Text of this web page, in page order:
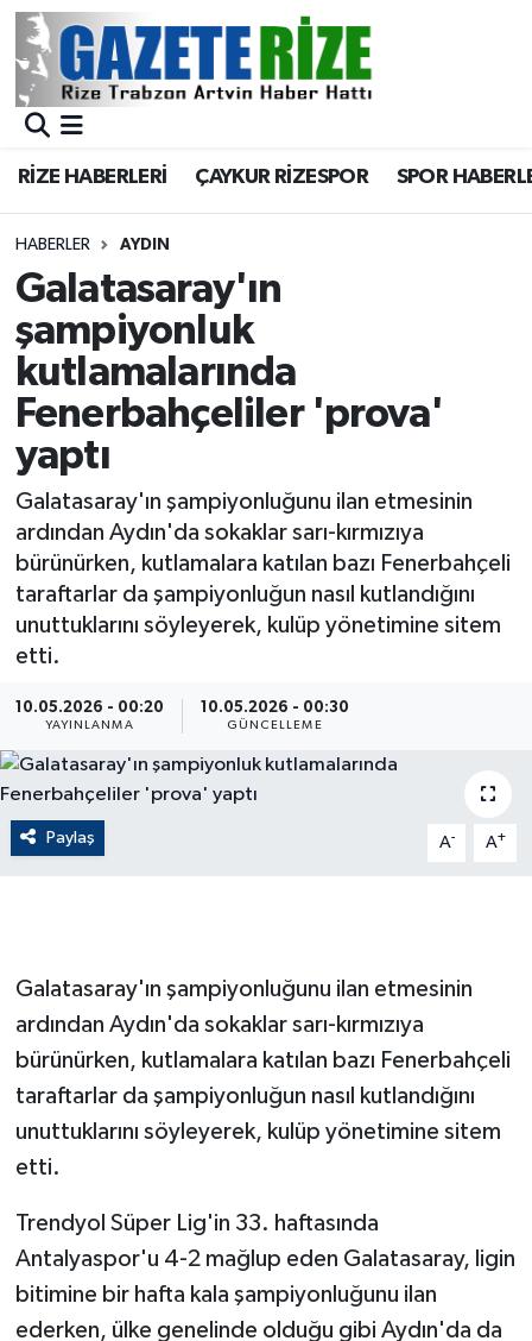
RİZE HABERLERİ ÇAYKUR RİZESPOR SPOR
HABERLER AYDIN
Galatasaray'ın
şampiyonluk
kutlamalarında
Fenerbahçeliler 'prova'
yaptı
Galatasaray'ın şampiyonluğunu ilan etmesinin
ardından Aydın'da sokaklar sarı-kırmızıya
bürünürken, kutlamalara katılan bazı Fenerbahçeli
taraftarlar da şampiyonluğun nasıl kutlandığını
unuttuklarını söyleyerek, kulüp yönetimine sitem
etti.
10.05.2026 - 00:20
YAYINLANMA
10.05.2026 - 00:30
GÜNCELLEME
Paylaş A- A+
Galatasaray'ın şampiyonluğunu ilan etmesinin
ardından Aydın'da sokaklar sarı-kırmızıya
bürünürken, kutlamalara katılan bazı Fenerbahçeli
taraftarlar da şampiyonluğun nasıl kutlandığını
unuttuklarını söyleyerek, kulüp yönetimine sitem
etti.
Trendyol Süper Lig'in 33. haftasında
Antalyaspor'u 4-2 mağlup eden Galatasaray, ligin
bitimine bir hafta kala şampiyonluğunu ilan
ederken, ülke genelinde olduğu gibi Aydın'da da
BÖLGEMİZ
Asayiş
Rize Jandarma Komutanlığı
Bilim Teknoloji
Bölge
Advertising news
Canlı Maç
ÇEVRE
Dış Haberler
Dünya
EĞİTİM
EKONOMİ
Flaş Haber
Gayrimenkul
GENEL
Güvenlik
HABERDE İNSAN
Merkez Nöbetçi Eczaneler
Merkez Trafik Yoğunluk Haritası
Süper Lig Puan Durumu ve Fikstür
Tüm Manşetler
Son Dakika Haberleri
Haber Arşivi